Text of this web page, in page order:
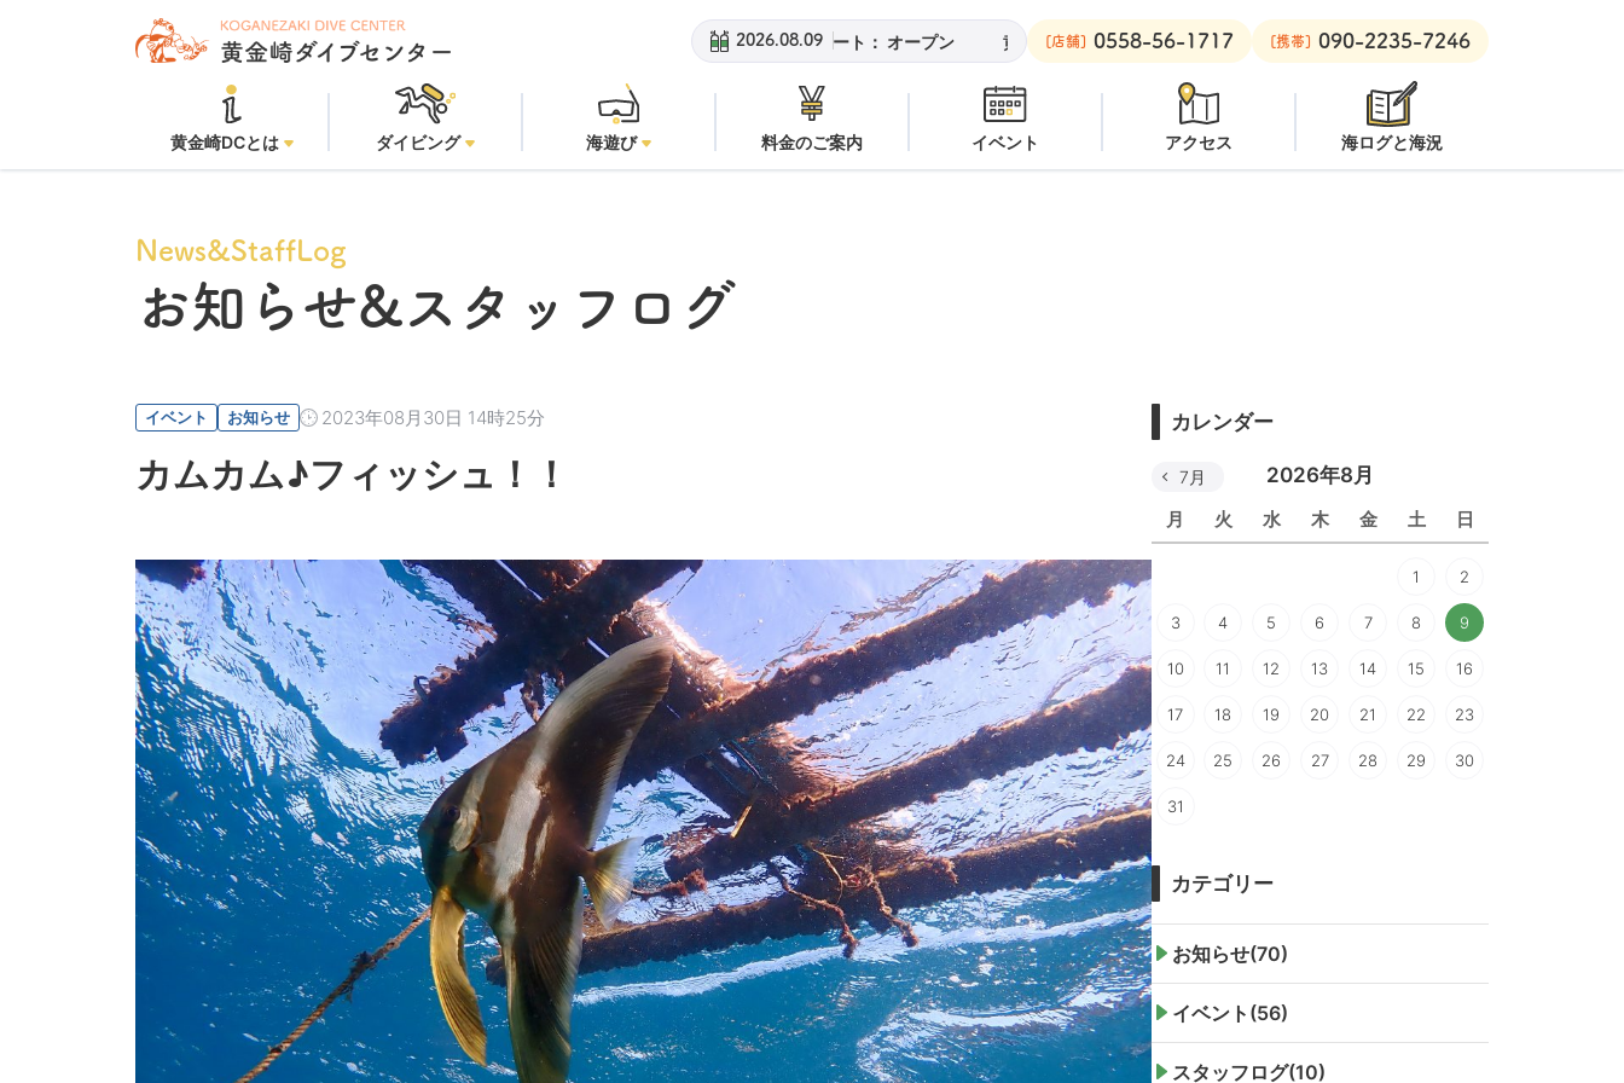
2026.08.09
安良里ボート： オープン 黄金崎ビーチ： オープン 安良里ボート： オープン
[店舗] 0558-56-1717 [携帯] 090-2235-7246
黄金崎DCとは ダイビング 海遊び 料金のご案内 イベント アクセス 海ログと海況
News&StaffLog
お知らせ&スタッフログ
イベント お知らせ 2023年08月30日 14時25分
カムカム♪フィッシュ！！
カレンダー
2026年8月
月 火 水 木 金 土 日
7月
1 2
3 4 5 6 7 8 9
10 11 12 13 14 15 16
17 18 19 20 21 22 23
24 25 26 27 28 29 30
31
カテゴリー
お知らせ(70)
イベント(56)
スタッフログ(10)